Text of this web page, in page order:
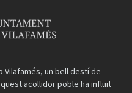
un bell destí de
acollidor poble ha influït